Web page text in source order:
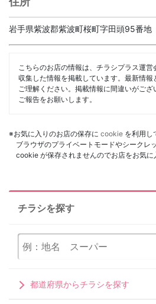
岩手県紫波郡紫波町桜町字田頭95番地
こちらのお店の情報は、チラシプラス運
収集した情報を掲載しています。最新情
ご理解ください。掲載情報に間違いがござ
ご報告をお願いします。
※お気に入りのお店の保存に cookie を利用し
ブラウザのプライベートモードやシークレ
cookie が保存されませんのでお店をお気に
チラシを探す
都道府県からチラシを探す